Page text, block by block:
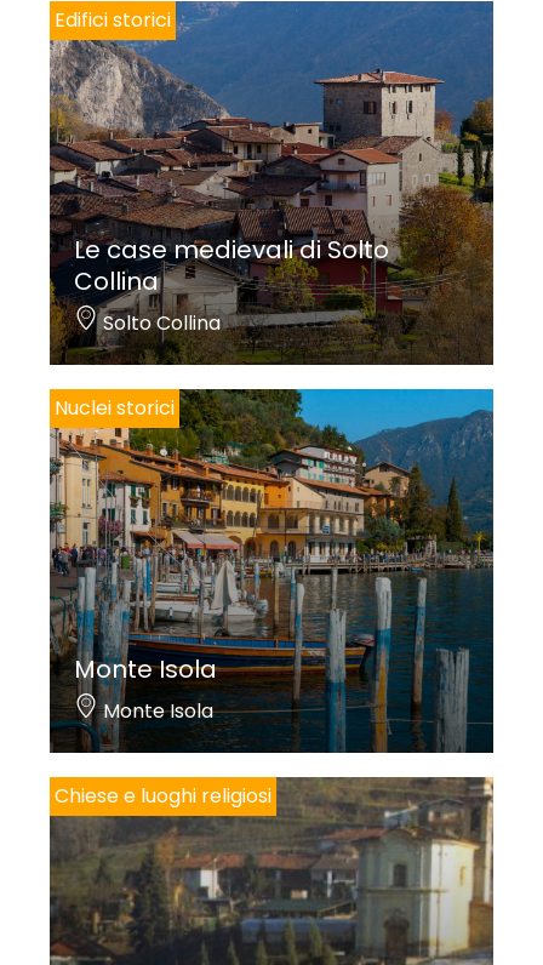
Edifici storici
Le case medievali di Solto
Collina
Solto Collina
Nuclei storici
Monte Isola
Monte Isola
Chiese e luoghi religiosi